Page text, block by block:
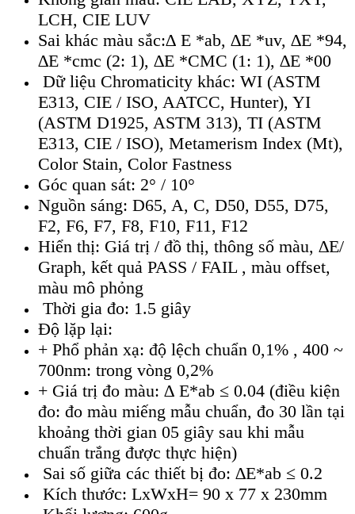
LCH, CIE LUV
Sai khác màu sắc:∆ E *ab, ∆E *uv, ∆E *94,
∆E *cmc (2: 1), ∆E *CMC (1: 1), ∆E *00
Dữ liệu Chromaticity khác: WI (ASTM
E313, CIE / ISO, AATCC, Hunter), YI
(ASTM D1925, ASTM 313), TI (ASTM
E313, CIE / ISO), Metamerism Index (Mt),
Color Stain, Color Fastness
Góc quan sát: 2° / 10°
Nguồn sáng: D65, A, C, D50, D55, D75,
F2, F6, F7, F8, F10, F11, F12
Hiển thị: Giá trị / đồ thị, thông số màu, ∆E/
Graph, kết quả PASS / FAIL , màu offset,
màu mô phỏng
Thời gia đo: 1.5 giây
Độ lặp lại:
+ Phổ phản xạ: độ lệch chuẩn 0,1% , 400 ~
700nm: trong vòng 0,2%
+ Giá trị đo màu: ∆ E*ab ≤ 0.04 (điều kiện
đo: đo màu miếng mẫu chuẩn, đo 30 lần tại
khoảng thời gian 05 giây sau khi mẫu
chuẩn trắng được thực hiện)
Sai số giữa các thiết bị đo: ∆E*ab ≤ 0.2
Kích thước: LxWxH= 90 x 77 x 230mm